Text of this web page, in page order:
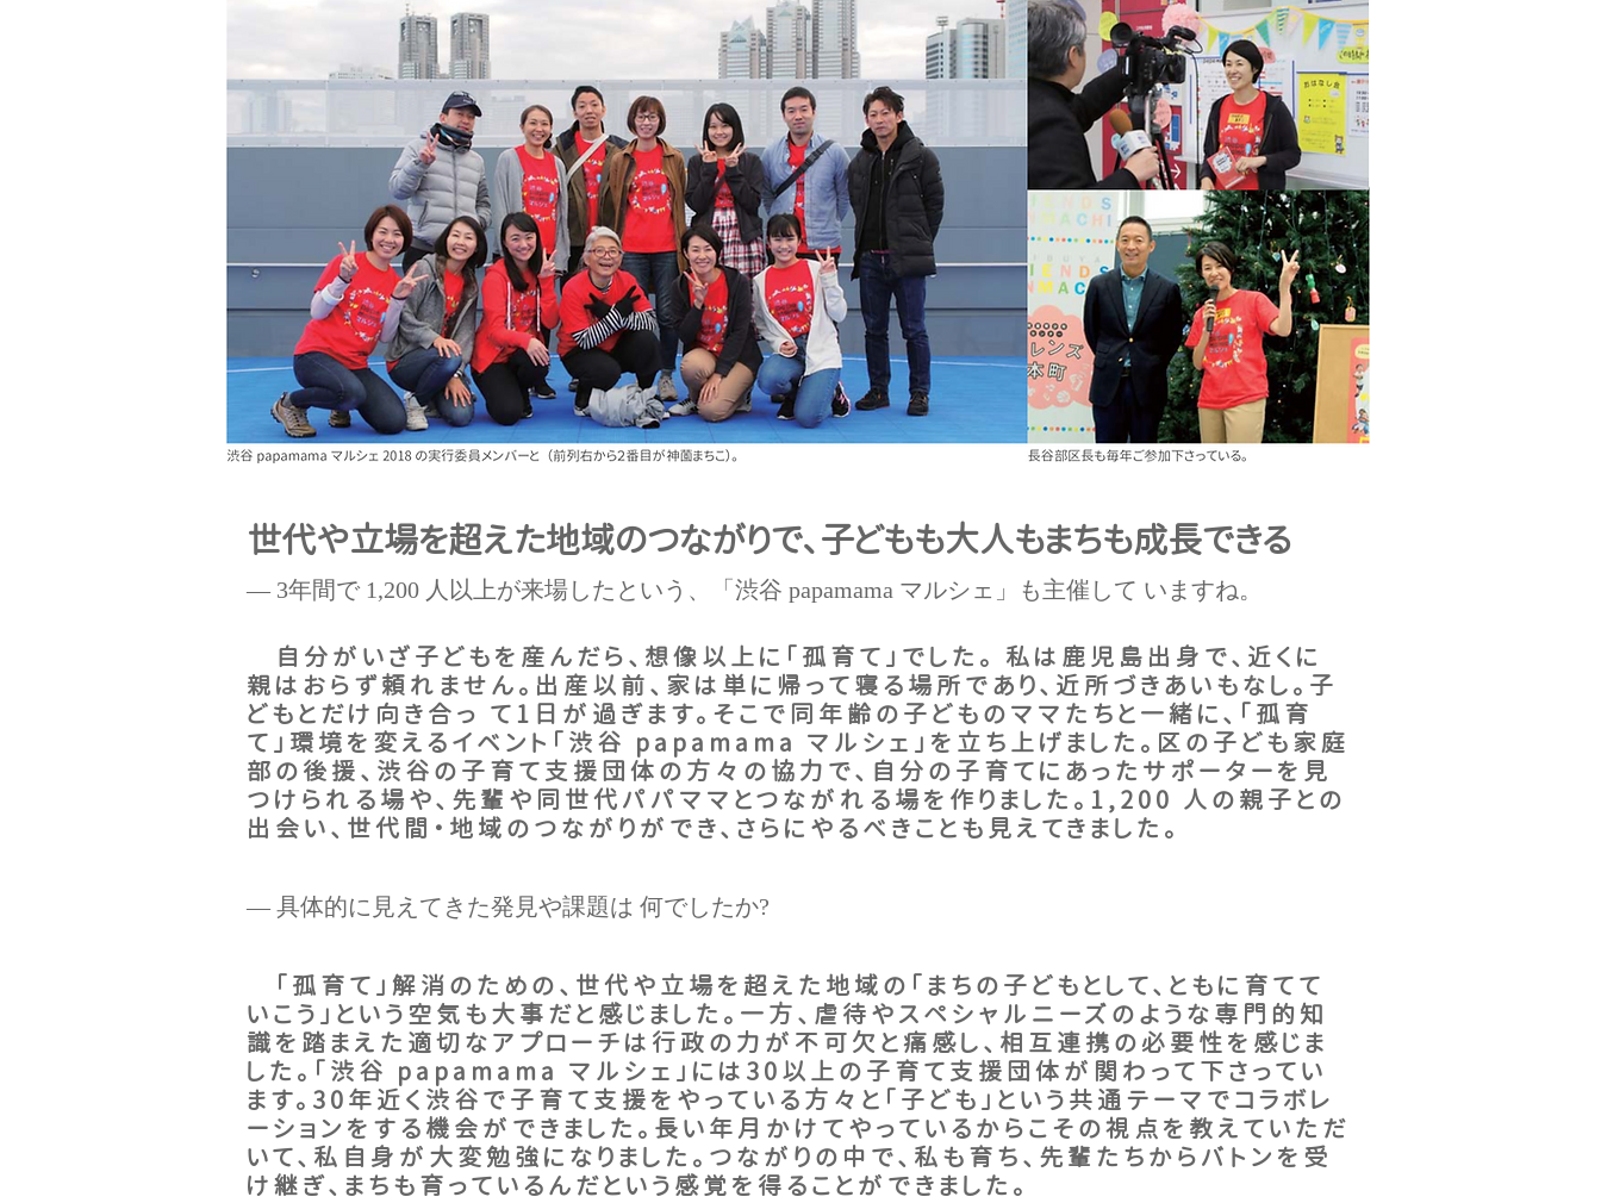
誰かの「ために」より、誰かと「ともに」へ
​子どもも大人もワクワクするまちをつくろう
世代や立場を超えた地域のつながりで、子どもも大人もまちも成長できる
― 3年間で 1,200 人以上が来場したという、 「渋谷 papamama マルシェ」も主催して いますね。
自分がいざ子どもを産んだら、想像以上に「孤育て」でした。 私は鹿児島出身で、近くに
親はおらず頼れません。出産以前、家は単に帰って寝る場所であり、近所づきあいもなし。子
どもとだけ向き合っ て1日が過ぎます。そこで同年齢の子どものママたちと一緒に、「孤育
て」環境を変えるイベント「渋谷 papamama マルシェ」を立ち上げました。区の子ども家庭
部の後援、渋谷の子育て支援団体の方々の協力で、自分の子育てにあったサポーターを見
つけられる場や、先輩や同世代パパママとつながれる場を作りました。1,200 人の親子との
出会い、世代間・地域のつながりができ、さらにやるべきことも見えてきました。
― 具体的に見えてきた発見や課題は 何でしたか?
「孤育て」解消のための、世代や立場を超えた地域の「まちの子どもとして、ともに育てて
いこう」という空気も大事だと感じました。一方、虐待やスペシャルニーズのような専門的知
識を踏まえた適切なアプローチは行政の力が不可欠と痛感し、相互連携の必要性を感じま
した。 「渋谷 papamama マルシェ」には30以上の子育て支援団体が関わって下さってい
ます。30年近く渋谷で子育て支援をやっている方々と「子ども」という共通テーマでコラボレ
ーションをする機会ができました。長い年月かけてやっているからこその視点を教えていただ
いて、私自身が大変勉強になりました。つながりの中で、私も育ち、先輩たちからバトンを受
け継ぎ、まちも育っているんだという感覚を得ることができました。